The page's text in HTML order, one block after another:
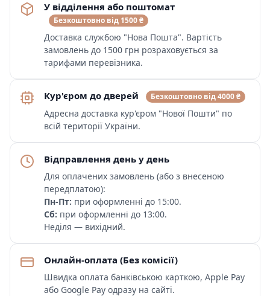
У відділення або поштомат
Безкоштовно від 1500 ₴
Доставка службою "Нова Пошта". Вартість
замовлень до 1500 грн розраховується за
тарифами перевізника.
Кур'єром до дверей Безкоштовно від 4000 ₴
Адресна доставка кур'єром "Нової Пошти" по
всій території України.
Відправлення день у день
Для оплачених замовлень (або з внесеною
передплатою):
Пн-Пт: при оформленні до 15:00.
Сб: при оформленні до 13:00.
Неділя — вихідний.
Онлайн-оплата (Без комісії)
Швидка оплата банківською карткою, Apple Pay
або Google Pay одразу на сайті.